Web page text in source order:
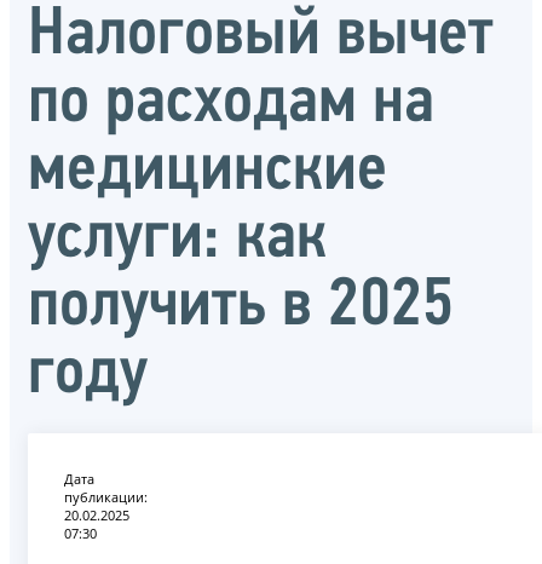
Налоговый вычет
по расходам на
медицинские
услуги: как
получить в 2025
году
Дата
публикации:
20.02.2025
07:30